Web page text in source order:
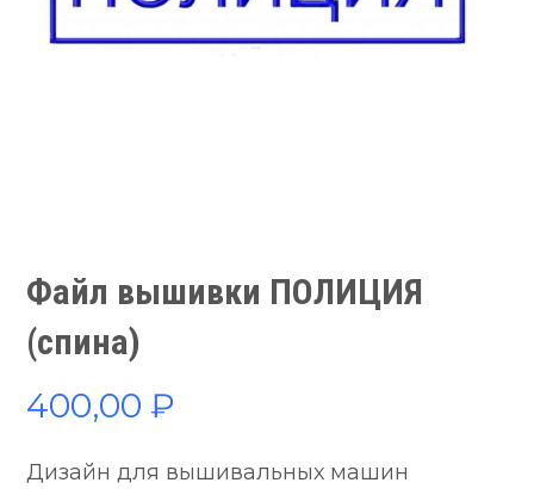
Файл вышивки ПОЛИЦИЯ
(спина)
400,00₽
Дизайн для вышивальных машин